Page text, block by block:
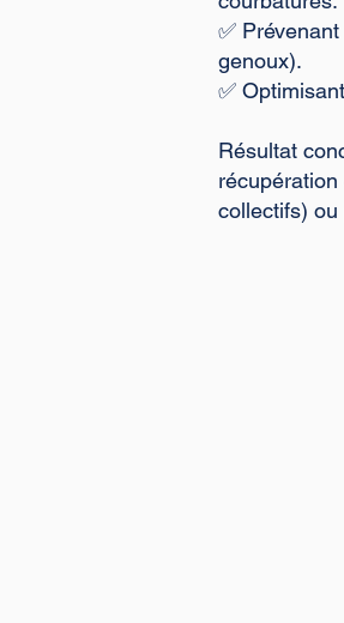
✅
genoux).
✅
Résultat
collectifs)